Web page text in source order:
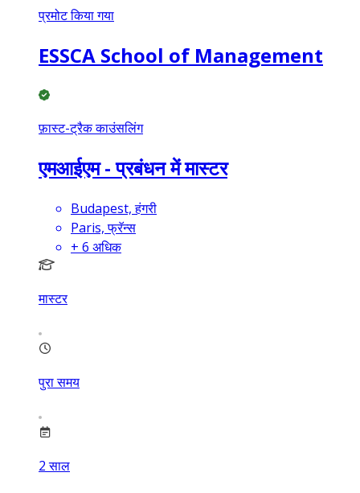
प्रमोट किया गया
ESSCA School of Management
फ़ास्ट-ट्रैक काउंसलिंग
एमआईएम - प्रबंधन में मास्टर
Budapest, हंगरी
Paris, फ्रॅन्स
+ 6 अधिक
मास्टर
पुरा समय
2 साल